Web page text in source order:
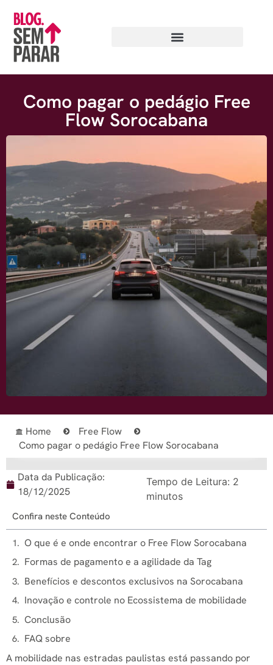
Como pagar o pedágio Free
Flow Sorocabana
Home
Free Flow
Como pagar o pedágio Free Flow Sorocabana
Data da Publicação:
18/12/2025
Tempo de Leitura: 2
minutos
Confira neste Conteúdo
O que é e onde encontrar o Free Flow Sorocabana
Formas de pagamento e a agilidade da Tag
Benefícios e descontos exclusivos na Sorocabana
Inovação e controle no Ecossistema de mobilidade
Conclusão
FAQ sobre
A mobilidade nas estradas paulistas está passando por